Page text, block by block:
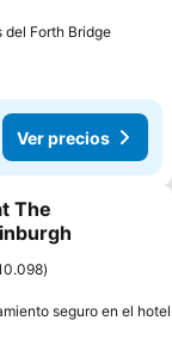
del Forth Bridge
Ver precios
The
seguro en el hotel